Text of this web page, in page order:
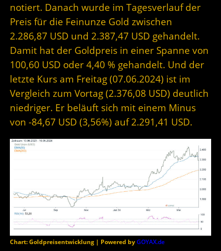
notiert. Danach wurde im Tagesverlauf der
Preis für die Feinunze Gold zwischen
2.286,87 USD und 2.387,47 USD gehandelt.
Damit hat der Goldpreis in einer Spanne von
100,60 USD oder 4,40 % gehandelt. Und der
letzte Kurs am Freitag (07.06.2024) ist im
Vergleich zum Vortag (2.376,08 USD) deutlich
niedriger. Er beläuft sich mit einem Minus
von -84,67 USD (3,56%) auf 2.291,41 USD.
Chart: Goldpreisentwicklung | Powered byGOYAX.de